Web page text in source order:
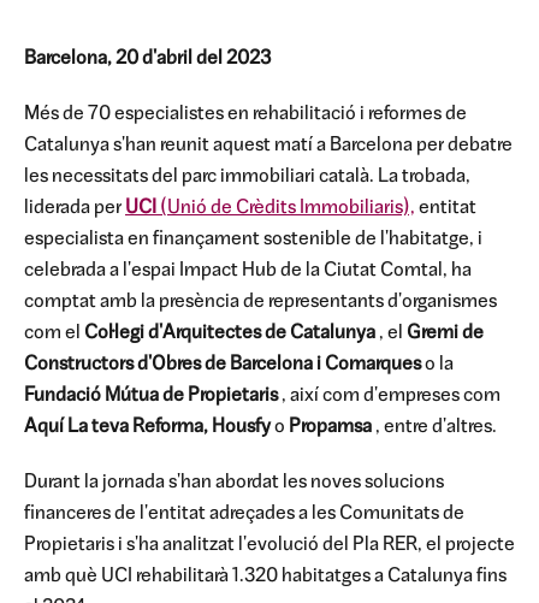
Barcelona, ​​20 d'abril del 2023
Més de 70 especialistes en rehabilitació i reformes de
Catalunya s'han reunit aquest matí a Barcelona per debatre
les necessitats del parc immobiliari català. La trobada,
liderada per UCI (Unió de Crèdits Immobiliaris), entitat
especialista en finançament sostenible de l'habitatge, i
celebrada a l'espai Impact Hub de la Ciutat Comtal, ha
comptat amb la presència de representants d'organismes
com el Col·legi d'Arquitectes de Catalunya , el Gremi de
Constructors d'Obres de Barcelona i Comarqueso la
Fundació Mútua de Propietaris, així com d'empreses com
Aquí La teva Reforma, Housfyo Propamsa , entre d'altres.
Durant la jornada s'han abordat les noves solucions
financeres de l'entitat adreçades a les Comunitats de
Propietaris i s'ha analitzat l'evolució del Pla RER, el projecte
amb què UCI rehabilitarà 1.320 habitatges a Catalunya fins